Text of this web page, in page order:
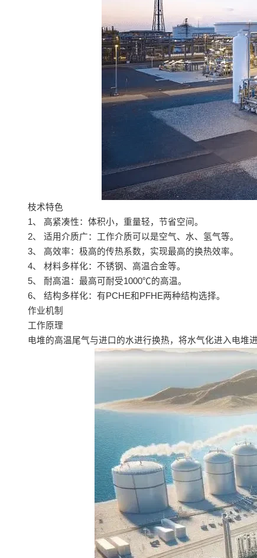
枝术特色
1、 高紧凑性：体积小，重量轻，节省空间。
2、 适用介质广：工作介质可以是空气、水、氢气等。
3、 高效率：极高的传热系数，实现最高的换热效率。
4、 材料多样化：不锈钢、高温合金等。
5、 耐高温：最高可耐受1000℃的高温。
6、 结构多样化：有PCHE和PFHE两种结构选择。
作业机制
工作原理
电堆的高温尾气与进口的水进行换热，将水气化进入电堆